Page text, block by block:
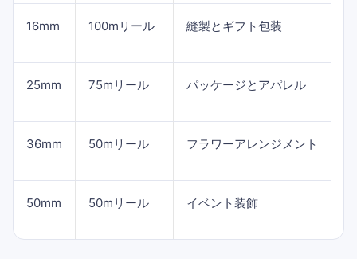
16mm 100mリール 縫製とギフト包装
25mm 75mリール パッケージとアパレル
36mm 50mリール フラワーアレンジメント
50mm 50mリール イベント装飾